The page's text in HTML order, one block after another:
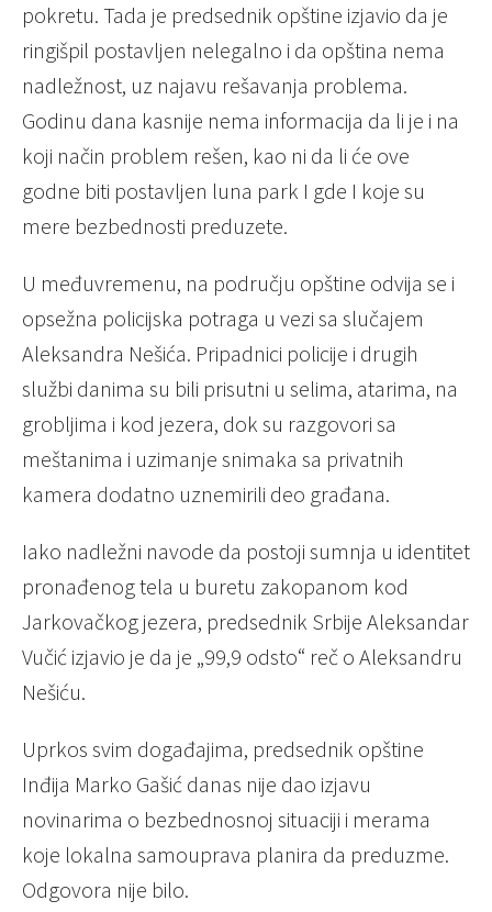
pokretu. Tada je predsednik opštine izjavio da je
ringišpil postavljen nelegalno i da opština nema
nadležnost, uz najavu rešavanja problema.
Godinu dana kasnije nema informacija da li je i na
koji način problem rešen, kao ni da li će ove
godne biti postavljen luna park I gde I koje su
mere bezbednosti preduzete.
U međuvremenu, na području opštine odvija se i
opsežna policijska potraga u vezi sa slučajem
Aleksandra Nešića. Pripadnici policije i drugih
službi danima su bili prisutni u selima, atarima, na
grobljima i kod jezera, dok su razgovori sa
meštanima i uzimanje snimaka sa privatnih
kamera dodatno uznemirili deo građana.
Iako nadležni navode da postoji sumnja u identitet
pronađenog tela u buretu zakopanom kod
Jarkovačkog jezera, predsednik Srbije Aleksandar
Vučić izjavio je da je „99,9 odsto“ reč o Aleksandru
Nešiću.
Uprkos svim događajima, predsednik opštine
Inđija Marko Gašić danas nije dao izjavu
novinarima o bezbednosnoj situaciji i merama
koje lokalna samouprava planira da preduzme.
Odgovora nije bilo.